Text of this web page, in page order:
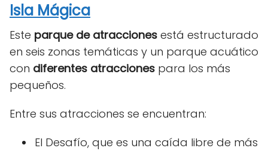
Isla Mágica
Este parque de atracciones está estructurado
en seis zonas temáticas y un parque acuático
con diferentes atracciones para los más
pequeños.
Entre sus atracciones se encuentran:
El Desafío, que es una caída libre de más